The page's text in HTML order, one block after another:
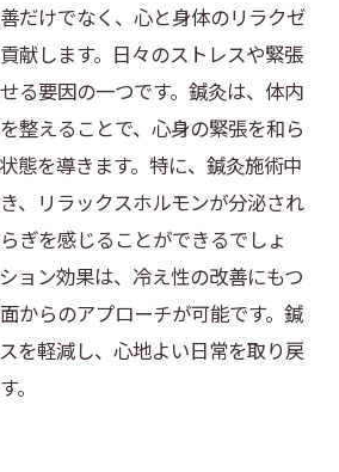
だけでなく、心と身体のリラクゼ
献します。日々のストレスや緊張
る要因の一つです。鍼灸は、体内
整えることで、心身の緊張を和ら
態を導きます。特に、鍼灸施術中
、リラックスホルモンが分泌され
ぎを感じることができるでしょ
ョン効果は、冷え性の改善にもつ
からのアプローチが可能です。鍼
を軽減し、心地よい日常を取り戻
。